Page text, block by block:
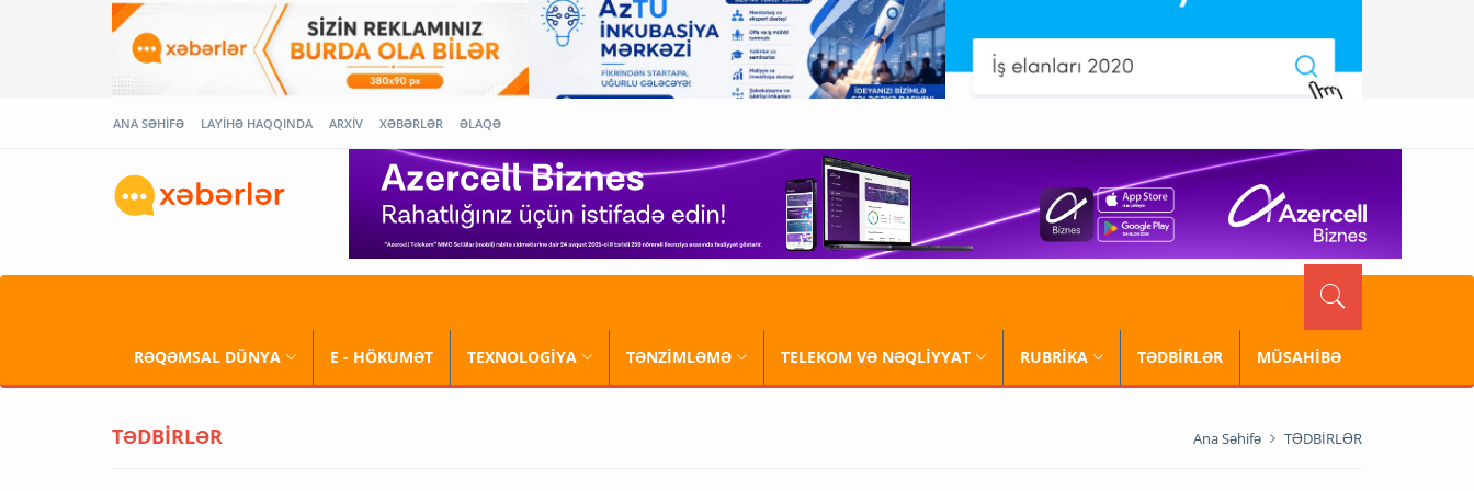
ANA SƏHİFƏ LAYİHƏ HAQQINDA ARXİV XƏBƏRLƏR ƏLAQƏ
RƏQƏMSAL DÜNYA E - HÖKUMƏT TEXNOLOGİYA TƏNZİMLƏMƏ TELEKOM VƏ NƏQLİYYAT RUBRİKA TƏDBİRLƏR MÜSAHİBƏ
TƏDBİRLƏR Ana Səhifə TƏDBİRLƏR